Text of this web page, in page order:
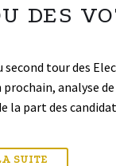
DES
second tour des
prochain, analyse
la part des
SUITE